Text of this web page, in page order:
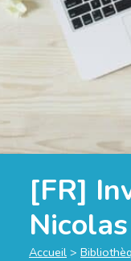
[FR]
Accueil >